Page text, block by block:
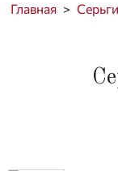
Главная > Серьги